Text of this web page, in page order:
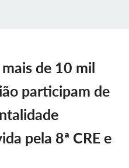
de 10 mil
participam de
pela 8ª CRE e